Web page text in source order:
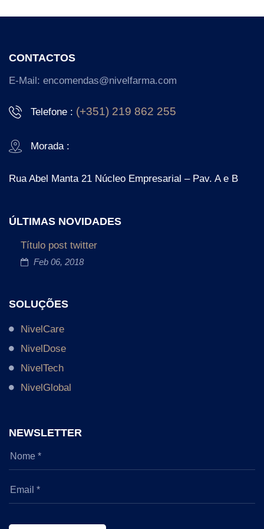
CONTACTOS
E-Mail: encomendas@nivelfarma.com
Telefone : (+351) 219 862 255
Morada :
Rua Abel Manta 21 Núcleo Empresarial – Pav. A e B
ÚLTIMAS NOVIDADES
Título post twitter
Feb 06, 2018
SOLUÇÕES
NivelCare
NivelDose
NivelTech
NivelGlobal
NEWSLETTER